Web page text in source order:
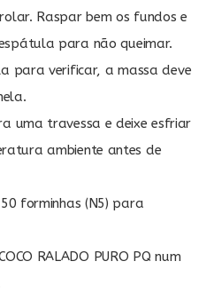
Raspar bem os fundos e
para não queimar.
para verificar, a massa deve
uma travessa e deixe esfriar
ambiente antes de
forminhas (N5) para
RALADO PURO PQ num